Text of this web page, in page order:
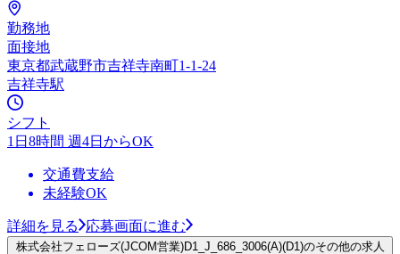
勤務地
面接地
東京都武蔵野市吉祥寺南町1-1-24
吉祥寺駅
シフト
1日8時間 週4日からOK
交通費支給
未経験OK
詳細を見る 応募画面に進む
株式会社フェローズ(JCOM営業)D1_J_686_3006(A)(D1)のその他の求人